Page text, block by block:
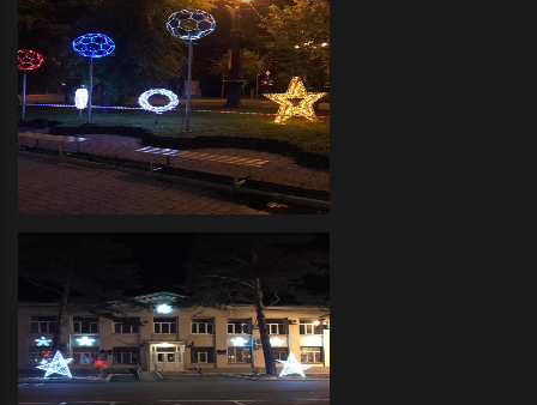
прилегающих территорий
объемными фигурами
Декоративное оформление
прилегающих территорий
объемными фигурами и
светодиодной иллюминацией